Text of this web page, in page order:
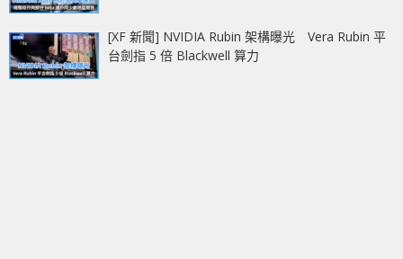
[XF 新聞] NVIDIA Rubin 架構曝光 Vera Rubin 平
台劍指 5 倍 Blackwell 算力